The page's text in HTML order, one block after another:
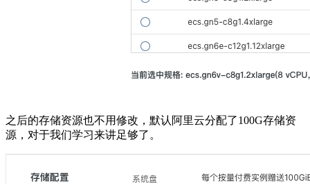
之后的存储资源也不用修改，默认阿里云分配了100G存储资
源，对于我们学习来讲足够了。